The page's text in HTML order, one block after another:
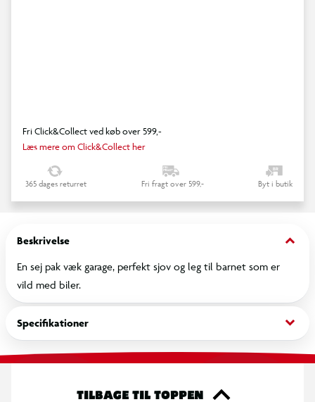
Fri Click&Collect ved køb over 599,-
Læs mere om Click&Collect her
365 dages returret Fri fragt over 599,- Byt i butik
Beskrivelse keyboard_arrow_down
En sej pak væk garage, perfekt sjov og leg til barnet som er
vild med biler.
Specifikationer keyboard_arrow_down
TILBAGE TIL TOPPEN